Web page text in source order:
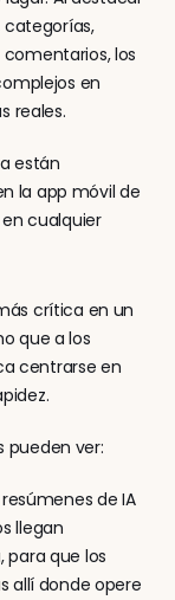
los
en
reales.
están
la app móvil de
cualquier
crítica en un
que a los
centrarse en
pueden ver:
de IA
llegan
que los
allí donde opere